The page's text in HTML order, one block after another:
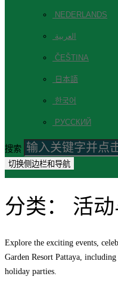
NEDERLANDS
العربية
ČEŠTINA
日本語
한국어
РУССКИЙ
搜索
切换侧边栏和导航
分类： 活
Explore the exciting events,
Garden Resort Pattaya,
holiday parties.